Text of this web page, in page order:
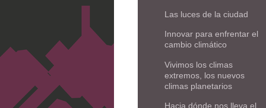
Las luces de la ciudad
Innovar para enfrentar el
cambio climático
Vivimos los climas
extremos, los nuevos
climas planetarios
Hacia dónde nos lleva el